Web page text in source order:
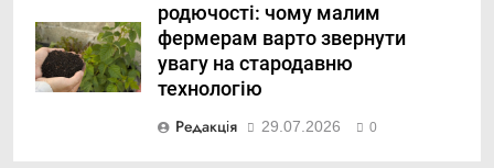
родючості: чому малим
фермерам варто звернути
увагу на стародавню
технологію
Редакція 29.07.2026 0